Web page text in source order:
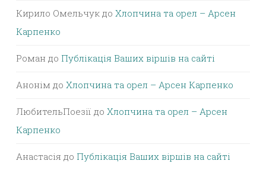
Кирило Омельчук до Хлопчина та орел – Арсен
Карпенко
Роман до Публікація Ваших віршів на сайті
Анонім до Хлопчина та орел – Арсен Карпенко
ЛюбительПоезії до Хлопчина та орел – Арсен
Карпенко
Анастасія до Публікація Ваших віршів на сайті